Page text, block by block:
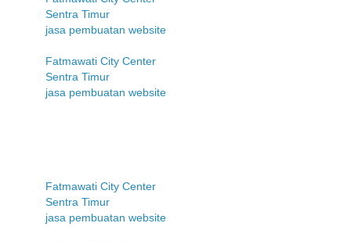
Sentra Timur
jasa pembuatan website
Fatmawati City Center
Sentra Timur
jasa pembuatan website
Fatmawati City Center
Sentra Timur
jasa pembuatan website